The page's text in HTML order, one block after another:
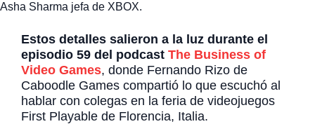
Asha Sharma jefa de XBOX.
Estos detalles salieron a la luz durante el
episodio 59 del podcast The Business of
Video Games, donde Fernando Rizo de
Caboodle Games compartió lo que escuchó al
hablar con colegas en la feria de videojuegos
First Playable de Florencia, Italia.